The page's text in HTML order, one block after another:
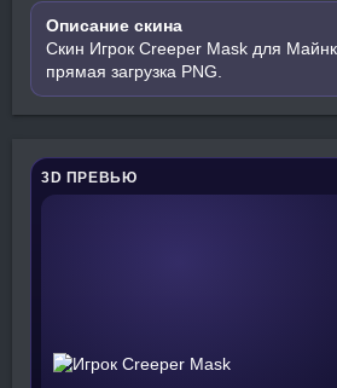
Описание скина
Скин Игрок Creeper Mask для
прямая загрузка PNG.
3D ПРЕВЬЮ